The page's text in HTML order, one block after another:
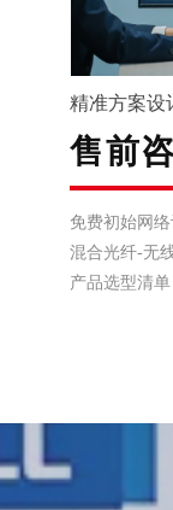
精准方案设
售前
免费初始网络
混合光纤-无
产品选型清单